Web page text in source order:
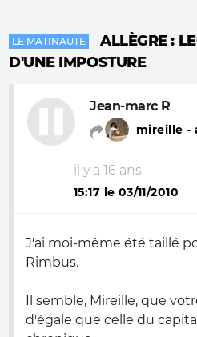
LE MATINAUTE
ALLÈGRE :
D'UNE IMPOSTURE
Jean-marc R
mireille -
il y a 16 ans
15:17 le 03/11/2010
J'ai moi-même été taillé
Rimbus.
Il semble, Mireille, que
d'égale que celle du